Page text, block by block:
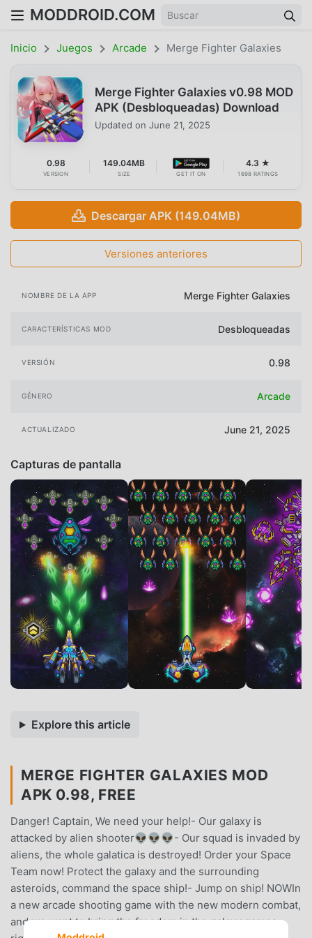
MODDROID.COM
Inicio Juegos Arcade Merge Fighter Galaxies
Merge Fighter Galaxies v0.98 MOD
APK (Desbloqueadas) Download
Updated on June 21, 2025
0.98
VERSION
149.04MB
SIZE GET IT ON
4.3 ★
1698 RATINGS
Descargar APK (149.04MB)
Versiones anteriores
NOMBRE DE LA APP Merge Fighter Galaxies
CARACTERÍSTICAS MOD Desbloqueadas
VERSIÓN 0.98
GÉNERO Arcade
ACTUALIZADO June 21, 2025
Capturas de pantalla
Explore this article
MERGE FIGHTER GALAXIES MOD
APK 0.98, FREE
Danger! Captain, We need your help!- Our galaxy is
attacked by alien shooter👽👽👽- Our squad is invaded by
aliens, the whole galatica is destroyed! Order your Space
Team now! Protect the galaxy and the surrounding
asteroids, command the space ship!- Jump on ship! NOWIn
a new arcade shooting game with the new modern combat,
and we want to bring the freedom in the galaxy games